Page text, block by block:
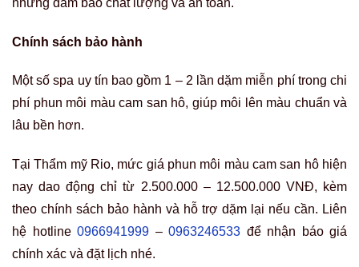
Chính sách bảo hành
Một số spa uy tín bao gồm 1 – 2 lần dặm miễn phí trong chi
phí phun môi màu cam san hô, giúp môi lên màu chuẩn và
lâu bền hơn.
Tại Thẩm mỹ Rio, mức giá phun môi màu cam san hô hiện
nay dao động chỉ từ 2.500.000 – 12.500.000 VNĐ, kèm
theo chính sách bảo hành và hỗ trợ dặm lại nếu cần. Liên
hệ hotline 0966941999 –0963246533 để nhận báo giá
chính xác và đặt lịch nhé.